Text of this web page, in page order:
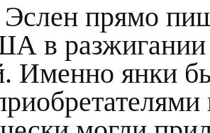
прямо
в
Именно янки